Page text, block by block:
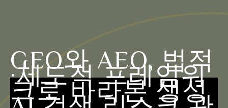
GEO와 AEO, 법적
·제도적 프레임워
크로 바라본 생성